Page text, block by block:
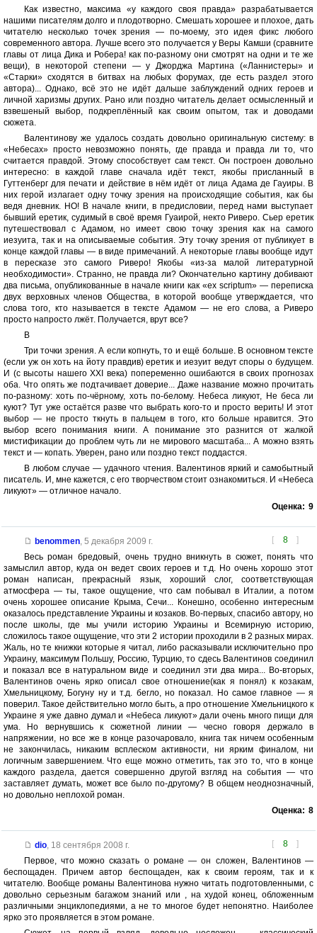
Как известно, максима «у каждого своя правда» разрабатывается
нашими писателям долго и плодотворно. Смешать хорошее и плохое, дать
читателю несколько точек зрения — по-моему, это идея фикс любого
современного автора. Лучше всего это получается у Веры Камши (сравните
главы от лица Дика и Робера! как по-разному они смотрят на одни и те же
вещи), в некоторой степени — у Джорджа Мартина («Ланнистеры» и
«Старки» сходятся в битвах на любых форумах, где есть раздел этого
автора)... Однако, всё это не идёт дальше заблуждений одних героев и
личной харизмы других. Рано или поздно читатель делает осмысленный и
взвешеный выбор, подкреплённый как своим опытом, так и доводами
сюжета.
Валентинову же удалось создать довольно оригинальную систему: в
«Небесах» просто невозможно понять, где правда и правда ли то, что
считается правдой. Этому способствует сам текст. Он построен довольно
интересно: в каждой главе сначала идёт текст, якобы присланный в
Гуттенберг для печати и действие в нём идёт от лица Адама де Гауиры. В
них герой излагает одну точку зрения на происходящие события, как бы
ведя дневник. НО! В начале книги, в предисловии, перед нами выступает
бывший еретик, судимый в своё время Гуаирой, некто Риверо. Сьер еретик
путешествовал с Адамом, но имеет свою точку зрения как на самого
иезуита, так и на описываемые события. Эту точку зрения от публикует в
конце каждой главы — в виде примечаний. А некоторые главы вообще идут
в пересказе это самого Риверо! Якобы «из-за малой литературной
необходимости». Странно, не правда ли? Окончательно картину добивают
два письма, опубликованные в начале книги как «ex scriptum» — переписка
двух верховных членов Общества, в которой вообще утверждается, что
слова того, кто называется в тексте Адамом — не его слова, а Риверо
просто напросто лжёт. Получается, врут все?
В
Три точки зрения. А если копнуть, то и ещё больше. В основном тексте
(если уж он хоть на йоту правдив) еретик и иезуит ведут споры о будущем.
И (с высоты нашего XXI века) попеременно ошибаются в своих прогнозах
оба. Что опять же подтачивает доверие... Даже название можно прочитать
по-разному: хоть по-чёрному, хоть по-белому. Небеса ликуют, Не беса ли
куют? Тут уже остаётся разве что выбрать кого-то и просто верить! И этот
выбор — не просто ткнуть в пальцем в того, кто больше нравится. Это
выбор всего понимания книги. А понимание это разнится от жалкой
мистификации до проблем чуть ли не мирового масштаба... А можно взять
текст и — копать. Уверен, рано или поздно текст поддастся.
В любом случае — удачного чтения. Валентинов яркий и самобытный
писатель. И, мне кажется, с его творчеством стоит ознакомиться. И «Небеса
ликуют» — отличное начало.
Оценка: 9
[ 8 ]
benommen, 5 декабря 2009 г.
Весь роман бредовый, очень трудно вникнуть в сюжет, понять что
замыслил автор, куда он ведет своих героев и т.д. Но очень хорошо этот
роман написан, прекрасный язык, хороший слог, соответствующая
атмосфера — ты, такое ощущение, что сам побывал в Италии, а потом
очень хорошее описание Крыма, Сечи... Конешно, особенно интересным
оказалось представление Украины и козаков. Во-первых, спасибо автору, но
после школы, где мы учили историю Украины и Всемирную историю,
сложилось такое ощущение, что эти 2 истории проходили в 2 разных мирах.
Жаль, но те книжки которые я читал, либо расказывали исключительно про
Украину, максимум Польшу, Россию, Турцию, то сдесь Валентинов соединил
и показал все в натуральном виде и соединил эти два мира... Во-вторых,
Валентинов очень ярко описал свое отношение(как я понял) к козакам,
Хмельницкому, Богуну ну и т.д. бегло, но показал. Но самое главное — я
поверил. Такое действительно могло быть, а про отношение Хмельницкого к
Украине я уже давно думал и «Небеса ликуют» дали очень много пищи для
ума. Но вернувшись к сюжетной линии — чесно говоря держало в
напряжении, но все же в конце разочаровало, книга так ничем особенным
не закончилась, никаким всплеском активности, ни ярким финалом, ни
логичным завершением. Что еще можно отметить, так это то, что в конце
каждого раздела, дается совершенно другой взгляд на события — что
заставляет думать, может все было по-другому? В общем неоднозначный,
но довольно неплохой роман.
Оценка: 8
[ 8 ]
dio, 18 сентября 2008 г.
Первое, что можно сказать о романе — он сложен, Валентинов —
беспощаден. Причем автор беспощаден, как к своим героям, так и к
читателю. Вообще романы Валентинова нужно читать подготовленными, с
довольно серьезным багажом знаний или , на худой конец, обложенным
различными энциклопедиями, а не то многое будет непонятно. Наиболее
ярко это проявляется в этом романе.